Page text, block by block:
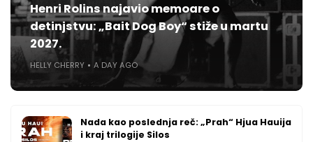
Henri Rolins najavio memoare o
detinjstvu: „Bait Dog Boy“ stiže u martu
2027.
HELLY CHERRY A DAY AGO
Nada kao poslednja reč: „Prah“ Hjua Hauija
i kraj trilogije Silos